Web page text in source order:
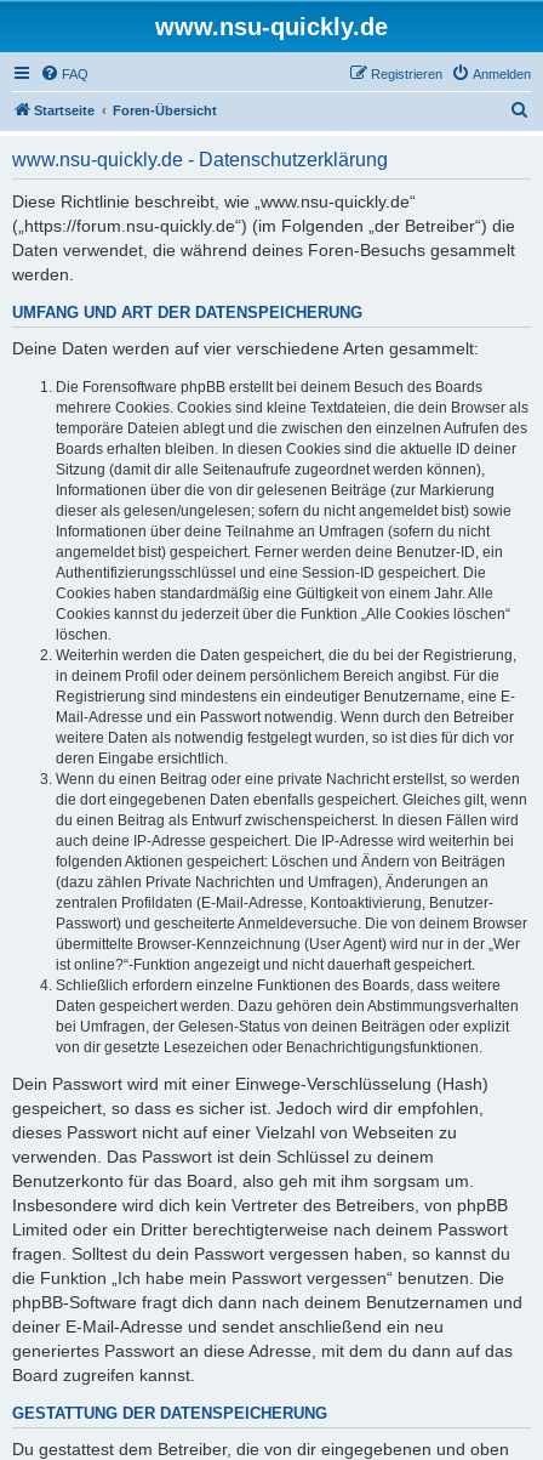
www.nsu-quickly.de
FAQ Anmelden
Registrieren
Startseite Foren-Übersicht
www.nsu-quickly.de - Datenschutzerklärung
Diese Richtlinie beschreibt, wie „www.nsu-quickly.de“
(„https://forum.nsu-quickly.de“) (im Folgenden „der Betreiber“) die
Daten verwendet, die während deines Foren-Besuchs gesammelt
werden.
UMFANG UND ART DER DATENSPEICHERUNG
Deine Daten werden auf vier verschiedene Arten gesammelt:
Die Forensoftware phpBB erstellt bei deinem Besuch des Boards
mehrere Cookies. Cookies sind kleine Textdateien, die dein Browser als
temporäre Dateien ablegt und die zwischen den einzelnen Aufrufen des
Boards erhalten bleiben. In diesen Cookies sind die aktuelle ID deiner
Sitzung (damit dir alle Seitenaufrufe zugeordnet werden können),
Informationen über die von dir gelesenen Beiträge (zur Markierung
dieser als gelesen/ungelesen; sofern du nicht angemeldet bist) sowie
Informationen über deine Teilnahme an Umfragen (sofern du nicht
angemeldet bist) gespeichert. Ferner werden deine Benutzer-ID, ein
Authentifizierungsschlüssel und eine Session-ID gespeichert. Die
Cookies haben standardmäßig eine Gültigkeit von einem Jahr. Alle
Cookies kannst du jederzeit über die Funktion „Alle Cookies löschen“
löschen.
Weiterhin werden die Daten gespeichert, die du bei der Registrierung,
in deinem Profil oder deinem persönlichem Bereich angibst. Für die
Registrierung sind mindestens ein eindeutiger Benutzername, eine E-
Mail-Adresse und ein Passwort notwendig. Wenn durch den Betreiber
weitere Daten als notwendig festgelegt wurden, so ist dies für dich vor
deren Eingabe ersichtlich.
Wenn du einen Beitrag oder eine private Nachricht erstellst, so werden
die dort eingegebenen Daten ebenfalls gespeichert. Gleiches gilt, wenn
du einen Beitrag als Entwurf zwischenspeicherst. In diesen Fällen wird
auch deine IP-Adresse gespeichert. Die IP-Adresse wird weiterhin bei
folgenden Aktionen gespeichert: Löschen und Ändern von Beiträgen
(dazu zählen Private Nachrichten und Umfragen), Änderungen an
zentralen Profildaten (E-Mail-Adresse, Kontoaktivierung, Benutzer-
Passwort) und gescheiterte Anmeldeversuche. Die von deinem Browser
übermittelte Browser-Kennzeichnung (User Agent) wird nur in der „Wer
ist online?“-Funktion angezeigt und nicht dauerhaft gespeichert.
Schließlich erfordern einzelne Funktionen des Boards, dass weitere
Daten gespeichert werden. Dazu gehören dein Abstimmungsverhalten
bei Umfragen, der Gelesen-Status von deinen Beiträgen oder explizit
von dir gesetzte Lesezeichen oder Benachrichtigungsfunktionen.
Dein Passwort wird mit einer Einwege-Verschlüsselung (Hash)
gespeichert, so dass es sicher ist. Jedoch wird dir empfohlen,
dieses Passwort nicht auf einer Vielzahl von Webseiten zu
verwenden. Das Passwort ist dein Schlüssel zu deinem
Benutzerkonto für das Board, also geh mit ihm sorgsam um.
Insbesondere wird dich kein Vertreter des Betreibers, von phpBB
Limited oder ein Dritter berechtigterweise nach deinem Passwort
fragen. Solltest du dein Passwort vergessen haben, so kannst du
die Funktion „Ich habe mein Passwort vergessen“ benutzen. Die
phpBB-Software fragt dich dann nach deinem Benutzernamen und
deiner E-Mail-Adresse und sendet anschließend ein neu
generiertes Passwort an diese Adresse, mit dem du dann auf das
Board zugreifen kannst.
GESTATTUNG DER DATENSPEICHERUNG
Du gestattest dem Betreiber, die von dir eingegebenen und oben